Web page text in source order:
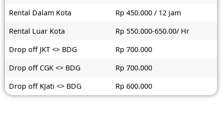
Rental Dalam Kota
Rp 450.000 / 12 jam
Rental Luar Kota
Rp 550.000-650.00/ Hr
Drop off JKT <> BDG
Rp 700.000
Drop off CGK <> BDG
Rp 700.000
Drop off KJati <> BDG
Rp 600.000